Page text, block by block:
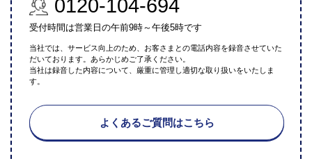
0120-104-694
受付時間は営業日の午前9時～午後5時です
当社では、サービス向上のため、お客さまとの電話内容を録音させていた
だいております。あらかじめご了承ください。
当社は録音した内容について、厳重に管理し適切な取り扱いをいたしま
す。
よくあるご質問はこちら